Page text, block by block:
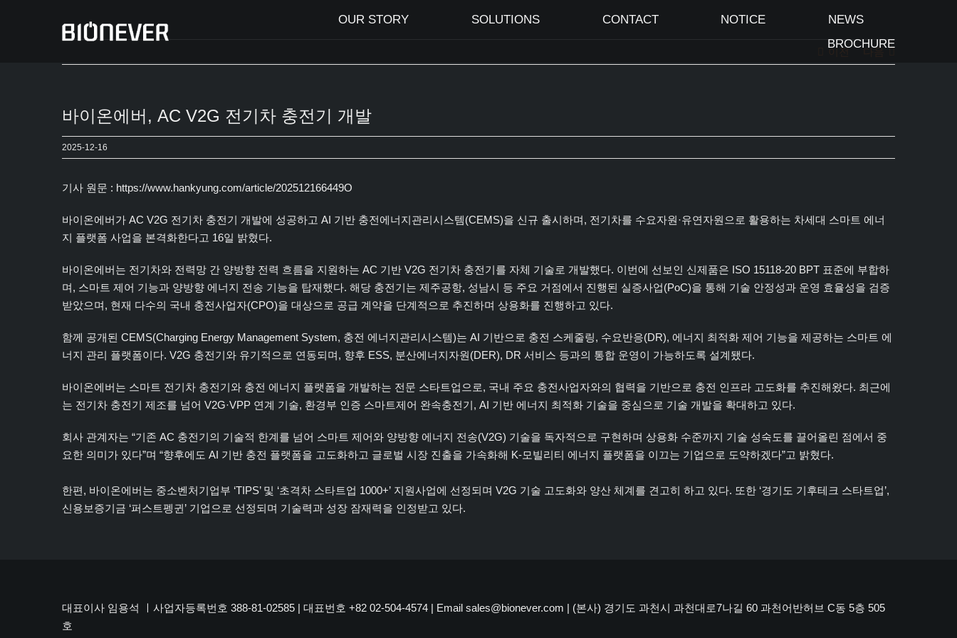
OUR STORY SOLUTIONS CONTACT NOTICE
NEWS
BROCHURE
이전 다음
바이온에버, AC V2G 전기차 충전기 개발
2025-12-16
기사 원문 : https://www.hankyung.com/article/202512166449O
바이온에버가 AC V2G 전기차 충전기 개발에 성공하고 AI 기반 충전에너지관리시스템(CEMS)을 신규 출시하며, 전기차를 수요자원·유연자원으로 활용하는 차세대 스마트 에너
지 플랫폼 사업을 본격화한다고 16일 밝혔다.
바이온에버는 전기차와 전력망 간 양방향 전력 흐름을 지원하는 AC 기반 V2G 전기차 충전기를 자체 기술로 개발했다. 이번에 선보인 신제품은 ISO 15118-20 BPT 표준에 부합하
며, 스마트 제어 기능과 양방향 에너지 전송 기능을 탑재했다. 해당 충전기는 제주공항, 성남시 등 주요 거점에서 진행된 실증사업(PoC)을 통해 기술 안정성과 운영 효율성을 검증
받았으며, 현재 다수의 국내 충전사업자(CPO)을 대상으로 공급 계약을 단계적으로 추진하며 상용화를 진행하고 있다.
함께 공개된 CEMS(Charging Energy Management System, 충전 에너지관리시스템)는 AI 기반으로 충전 스케줄링, 수요반응(DR), 에너지 최적화 제어 기능을 제공하는 스마트 에
너지 관리 플랫폼이다. V2G 충전기와 유기적으로 연동되며, 향후 ESS, 분산에너지자원(DER), DR 서비스 등과의 통합 운영이 가능하도록 설계됐다.
바이온에버는 스마트 전기차 충전기와 충전 에너지 플랫폼을 개발하는 전문 스타트업으로, 국내 주요 충전사업자와의 협력을 기반으로 충전 인프라 고도화를 추진해왔다. 최근에
는 전기차 충전기 제조를 넘어 V2G·VPP 연계 기술, 환경부 인증 스마트제어 완속충전기, AI 기반 에너지 최적화 기술을 중심으로 기술 개발을 확대하고 있다.
회사 관계자는 “기존 AC 충전기의 기술적 한계를 넘어 스마트 제어와 양방향 에너지 전송(V2G) 기술을 독자적으로 구현하며 상용화 수준까지 기술 성숙도를 끌어올린 점에서 중
요한 의미가 있다”며 “향후에도 AI 기반 충전 플랫폼을 고도화하고 글로벌 시장 진출을 가속화해 K-모빌리티 에너지 플랫폼을 이끄는 기업으로 도약하겠다”고 밝혔다.
한편, 바이온에버는 중소벤처기업부 ‘TIPS’ 및 ‘초격차 스타트업 1000+’ 지원사업에 선정되며 V2G 기술 고도화와 양산 체계를 견고히 하고 있다. 또한 ‘경기도 기후테크 스타트업’,
신용보증기금 ‘퍼스트펭귄’ 기업으로 선정되며 기술력과 성장 잠재력을 인정받고 있다.
대표이사 임용석 ㅣ사업자등록번호 388-81-02585 | 대표번호 +82 02-504-4574 | Email sales@bionever.com | (본사) 경기도 과천시 과천대로7나길 60 과천어반허브 C동 5층 505
호